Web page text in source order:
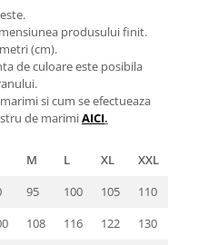
produsului finit.
(cm).
de culoare este posibila
si cum se efectueaza
de marimiAICI.
M L XL
XXL
95 100 105
110
108 116 122
130